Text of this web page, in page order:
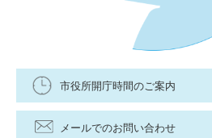
市役所開庁時間のご案内
メールでのお問い合わせ